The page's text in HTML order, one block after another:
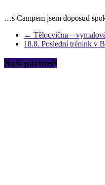
…s Campem jsem doposud
← Tělocvična –
18.8. Poslední trénink v
Naši partneři